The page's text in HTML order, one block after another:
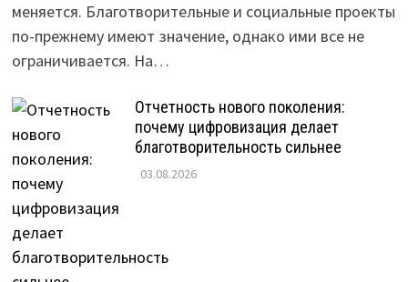
меняется. Благотворительные и социальные проекты
по-прежнему имеют значение, однако ими все не
ограничивается. На…
Отчетность нового поколения:
почему цифровизация делает
благотворительность сильнее
03.08.2026